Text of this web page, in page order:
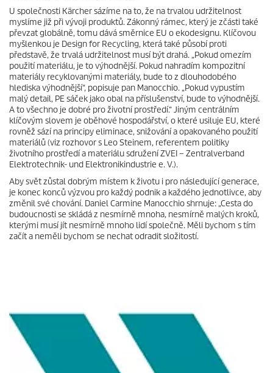
U společnosti Kärcher sázíme na to, že na trvalou udržitelnost
myslíme již při vývoji produktů. Zákonný rámec, který je zčásti také
převzat globálně, tomu dává směrnice EU o ekodesignu. Klíčovou
myšlenkou je Design for Recycling, která také působí proti
představě, že trvalá udržitelnost musí být drahá. „Pokud omezím
použití materiálu, je to výhodnější. Pokud nahradím kompozitní
materiály recyklovanými materiály, bude to z dlouhodobého
hlediska výhodnější“, popisuje pan Manocchio. „Pokud vypustím
malý detail, PE sáček jako obal na příslušenství, bude to výhodnější.
A to všechno je dobré pro životní prostředí.“ Jiným centrálním
klíčovým slovem je oběhové hospodářství, o které usiluje EU, které
rovněž sází na principy eliminace, snižování a opakovaného použití
materiálů (viz rozhovor s Leo Steinem, referentem politiky
životního prostředí a materiálu sdružení ZVEI – Zentralverband
Elektrotechnik- und Elektronikindustrie e. V.).
Aby svět zůstal dobrým místem k životu i pro následující generace,
je konec konců výzvou pro každý podnik a každého jednotlivce, aby
změnil své chování. Daniel Carmine Manocchio shrnuje: „Cesta do
budoucnosti se skládá z nesmírně mnoha, nesmírně malých kroků,
kterými musí jít nesmírně mnoho lidí společně. Měli bychom s tím
začít a neměli bychom se nechat odradit složitostí.